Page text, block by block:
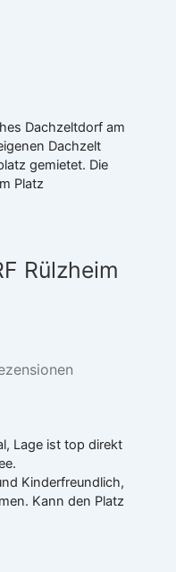
Dachzeltdorf am
Dachzelt
gemietet. Die
Platz
Rülzheim
Lage ist top direkt
Kinderfreundlich,
Kann den Platz